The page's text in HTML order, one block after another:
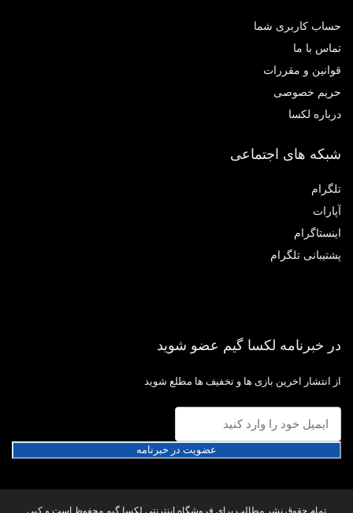
کاربری شما
با ما
و مقررات
خصوصی
لکسا
های اجتماعی
تلگرام
خبرنامه لکسا گیم عضو شوید
انتشار اخرین بازی ها و تخفیف ها مطلع شوید
عضویت در خبرنامه
تمام حقوق نشر مطالب برای فروشگاه اینترنتی لکسا گیم محفوظ است و کپی